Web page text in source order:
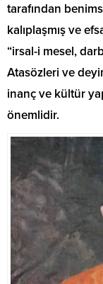
tarafından
kalıplaşmış ve
“irsal-i mesel,
Atasözleri ve
inanç ve kültür
önemlidir.